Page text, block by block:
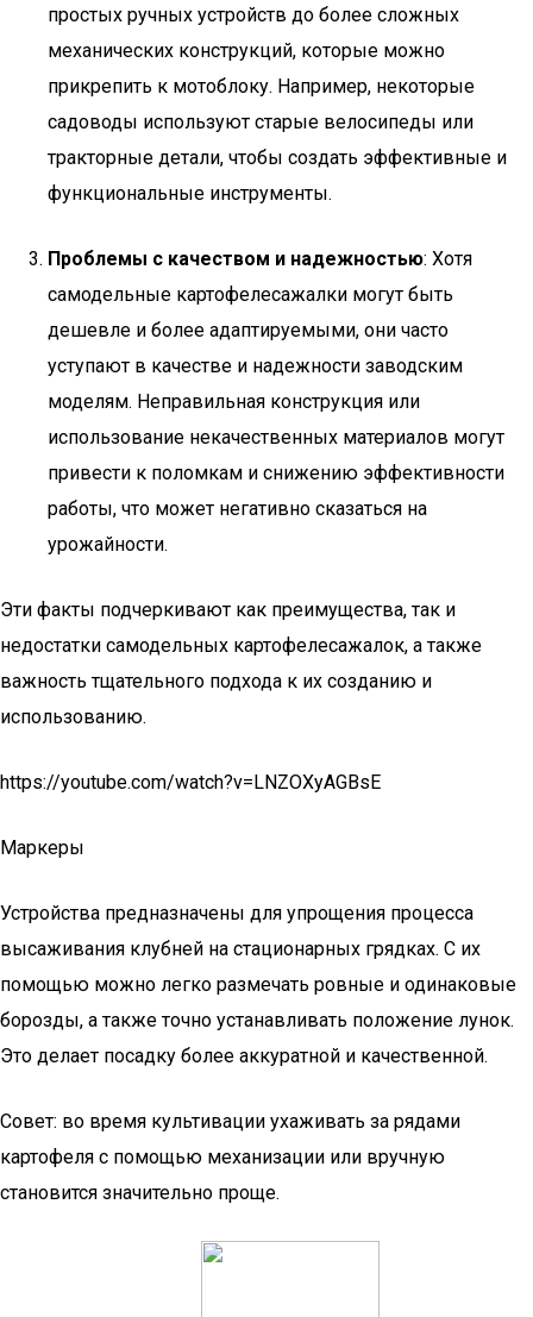
простых ручных устройств до более сложных
механических конструкций, которые можно
прикрепить к мотоблоку. Например, некоторые
садоводы используют старые велосипеды или
тракторные детали, чтобы создать эффективные и
функциональные инструменты.
Проблемы с качеством и надежностью: Хотя
самодельные картофелесажалки могут быть
дешевле и более адаптируемыми, они часто
уступают в качестве и надежности заводским
моделям. Неправильная конструкция или
использование некачественных материалов могут
привести к поломкам и снижению эффективности
работы, что может негативно сказаться на
урожайности.
Эти факты подчеркивают как преимущества, так и
недостатки самодельных картофелесажалок, а также
важность тщательного подхода к их созданию и
использованию.
https://youtube.com/watch?v=LNZOXyAGBsE
Маркеры
Устройства предназначены для упрощения процесса
высаживания клубней на стационарных грядках. С их
помощью можно легко размечать ровные и одинаковые
борозды, а также точно устанавливать положение лунок.
Это делает посадку более аккуратной и качественной.
Совет: во время культивации ухаживать за рядами
картофеля с помощью механизации или вручную
становится значительно проще.